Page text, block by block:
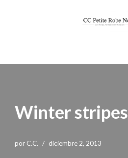
Winter stripes
por C.C. diciembre 2, 2013